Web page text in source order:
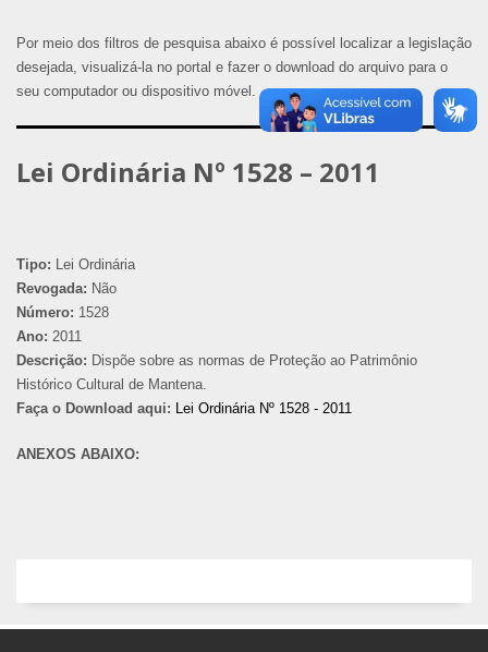
Por meio dos filtros de pesquisa abaixo é possível localizar a legislação
desejada, visualizá-la no portal e fazer o download do arquivo para o
seu computador ou dispositivo móvel.
Lei Ordinária Nº 1528 – 2011
Tipo: Lei Ordinária
Revogada: Não
Número: 1528
Ano: 2011
Descrição: Dispõe sobre as normas de Proteção ao Patrimônio
Histórico Cultural de Mantena.
Faça o Download aqui: Lei Ordinária Nº 1528 - 2011
ANEXOS ABAIXO: